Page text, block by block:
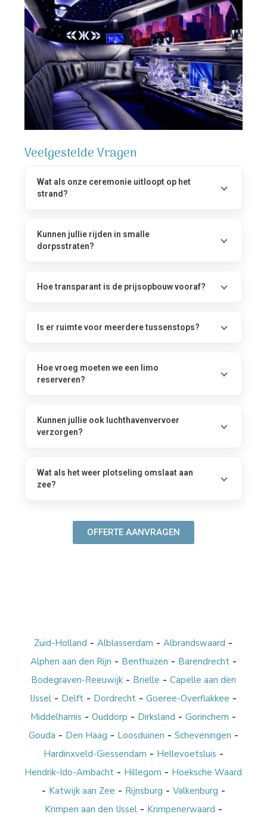
Veelgestelde Vragen
Wat als onze ceremonie uitloopt op het
strand?
Kunnen jullie rijden in smalle
dorpsstraten?
Hoe transparant is de prijsopbouw vooraf?
Is er ruimte voor meerdere tussenstops?
Hoe vroeg moeten we een limo
reserveren?
Kunnen jullie ook luchthavenvervoer
verzorgen?
Wat als het weer plotseling omslaat aan
zee?
OFFERTE AANVRAGEN
Zuid-Holland -Alblasserdam -Albrandswaard -
Alphen aan den Rijn - Benthuizen - Barendrecht-
Bodegraven-Reeuwijk- Brielle - Capelle aan den
IJssel - Delft - Dordrecht -Goeree-Overflakkee -
Middelharnis -Ouddorp - Dirksland -Gorinchem -
Gouda - Den Haag - Loosduinen - Scheveningen -
Hardinxveld-Giessendam - Hellevoetsluis -
Hendrik-Ido-Ambacht - Hillegom - Hoeksche Waard
- Katwijk aan Zee - Rijnsburg - Valkenburg -
Krimpen aan den IJssel- Krimpenerwaard -